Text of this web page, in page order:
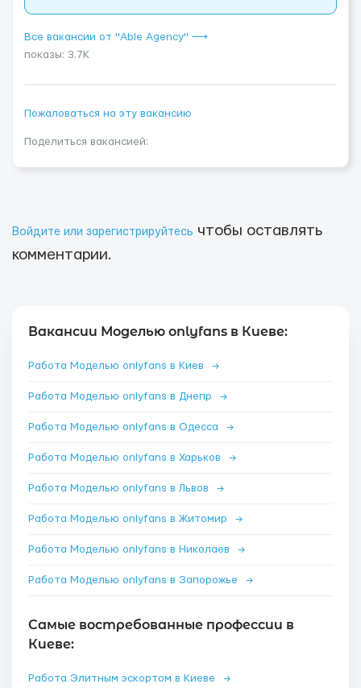
Все вакансии от "Able Agency" ⟶
показы: 3.7K
Пожаловаться на эту вакансию
Поделиться вакансией:
Войдите или зарегистрируйтесь чтобы оставлять
комментарии.
Вакансии Моделью onlyfans в Киеве:
Работа Моделью onlyfans в Киев →
Работа Моделью onlyfans в Днепр →
Работа Моделью onlyfans в Одесса →
Работа Моделью onlyfans в Харьков →
Работа Моделью onlyfans в Львов →
Работа Моделью onlyfans в Житомир →
Работа Моделью onlyfans в Николаев →
Работа Моделью onlyfans в Запорожье →
Самые востребованные профессии в
Киеве:
Работа Элитным эскортом в Киеве →